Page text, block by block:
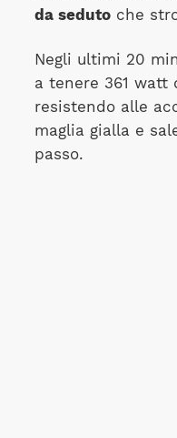
da sedutoche
Negli ultimi 20
a tenere 361 watt
resistendo alle
maglia gialla e
passo.